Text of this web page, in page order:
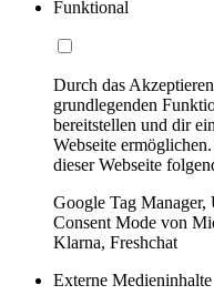
Funktional
Durch das
grundlegenden
bereitstellen und dir
Webseite
dieser Webseite
Google Tag
Consent Mode von
Klarna, Freshchat
Externe Medieninhalte